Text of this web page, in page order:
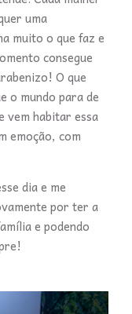
uma
muito o que faz e
consegue
O que
o mundo para de
vem habitar essa
emoção, com
dia e me
por ter a
e podendo